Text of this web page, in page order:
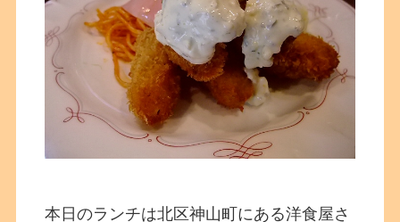
本日のランチは北区神山町にある洋食屋さ